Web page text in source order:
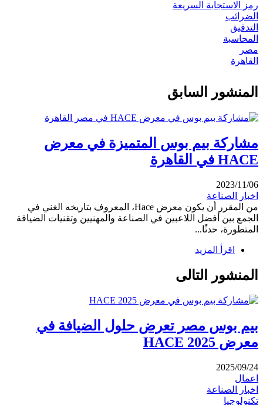
رمز الاستجابة السريعة
الضرائب
التدقيق
المحاسبة
مصر
القاهرة
المنشور السابق
مشاركة بيم بوس المتميزة في معرض
HACE في القاهرة
2023/11/06
اخبار الصناعة
من المقرر أن يكون معرض Hace، المعروف بتاريخه الغني في
الجمع بين أفضل اللاعبين في الصناعة والمهنيين وتقنيات الضيافة
المتطورة، حدثًا...
اقرأ المزيد
المنشور التالى
بيم بوس مصر تعرض حلول الضيافة في
معرض HACE 2025
2025/09/24
اعمال
اخبار الصناعة
تكنولوجيا